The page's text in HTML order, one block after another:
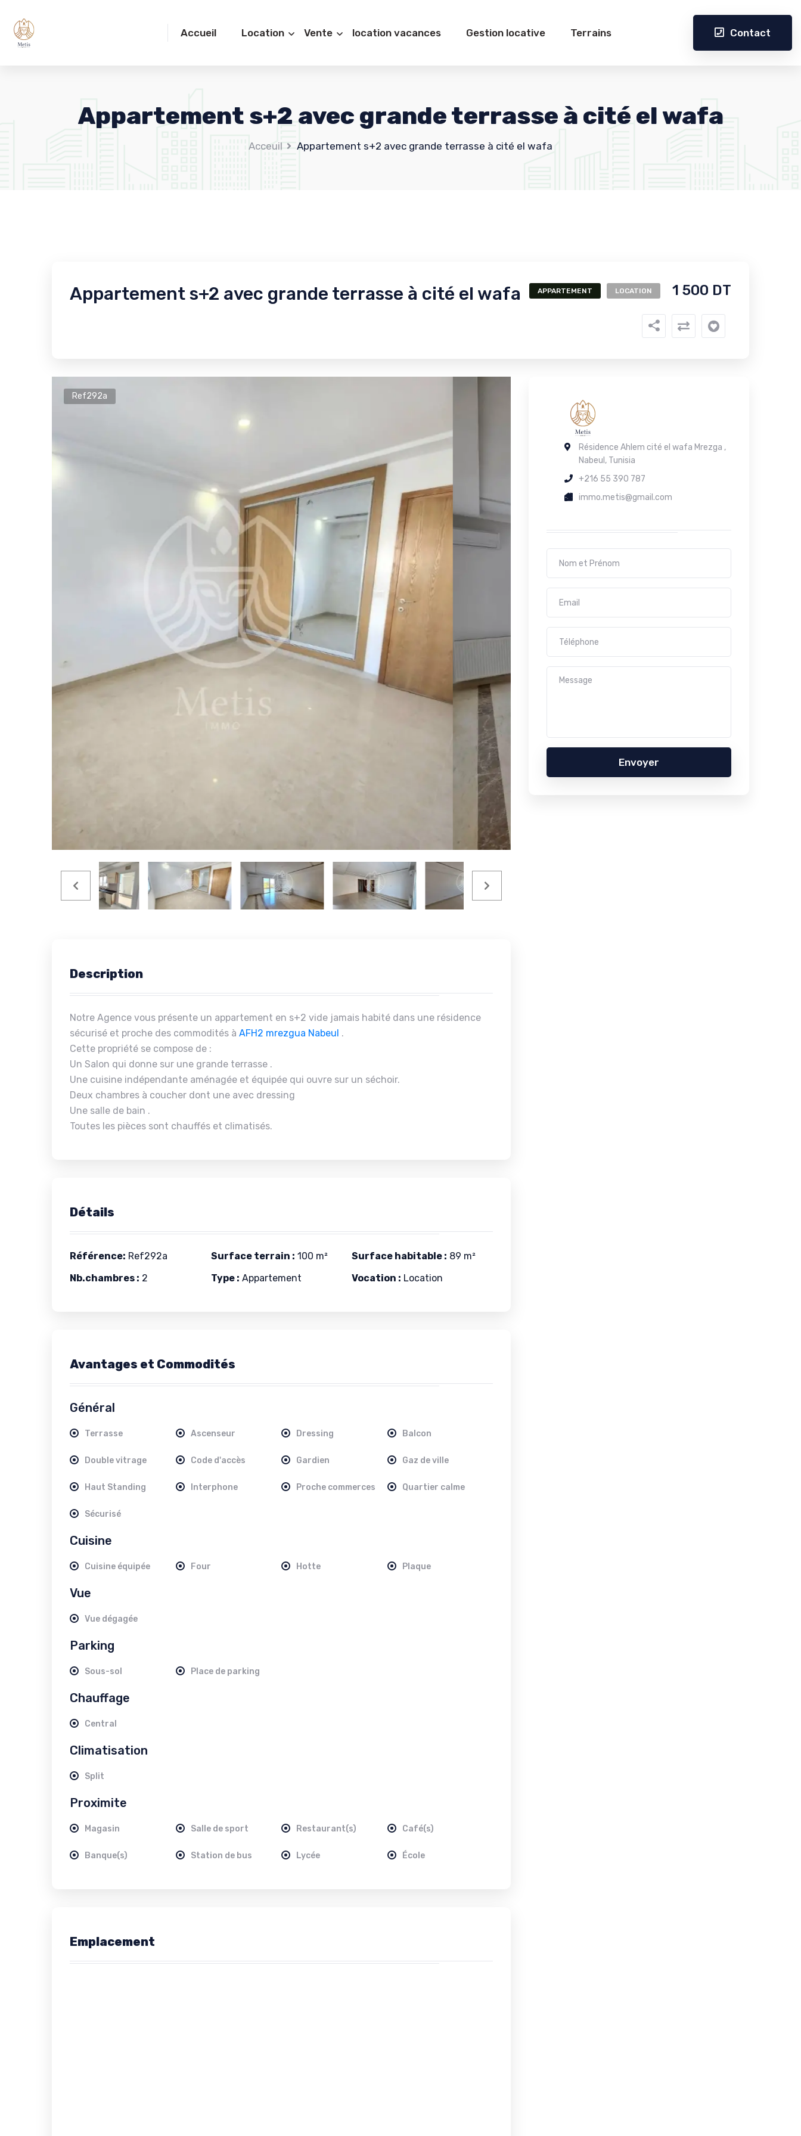
Accueil Location Vente location vacances Gestion locative Terrains Contact
Appartement s+2 avec grande terrasse à cité el wafa
Acceuil Appartement s+2 avec grande terrasse à cité el wafa
Appartement s+2 avec grande terrasse à cité el wafa APPARTEMENT LOCATION 1 500 DT
Ref292a
Description
Notre Agence vous présente un appartement en s+2 vide jamais habité dans une résidence
sécurisé et proche des commodités à AFH2 mrezgua Nabeul .
Cette propriété se compose de :
Un Salon qui donne sur une grande terrasse .
Une cuisine indépendante aménagée et équipée qui ouvre sur un séchoir.
Deux chambres à coucher dont une avec dressing
Une salle de bain .
Toutes les pièces sont chauffés et climatisés.
Détails
Référence: Ref292a Surface terrain : 100 m² Surface habitable : 89 m²
Nb.chambres : 2 Type : Appartement Vocation : Location
Avantages et Commodités
Général
Terrasse Ascenseur Dressing Balcon
Double vitrage Code d'accès Gardien Gaz de ville
Haut Standing Interphone Proche commerces Quartier calme
Sécurisé
Cuisine
Cuisine équipée Four Hotte Plaque
Vue
Vue dégagée
Parking
Sous-sol Place de parking
Chauffage
Central
Climatisation
Split
Proximite
Magasin Salle de sport Restaurant(s) Café(s)
Banque(s) Station de bus Lycée École
Emplacement
Résidence Ahlem cité el wafa Mrezga ,
Nabeul, Tunisia
+216 55 390 787
immo.metis@gmail.com
Envoyer